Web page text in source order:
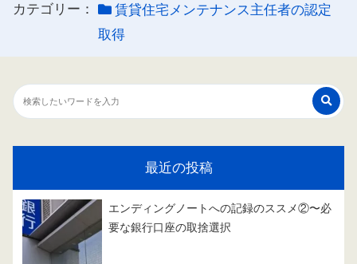
カテゴリー：
賃貸住宅メンテナンス主任者の認定
取得
最近の投稿
エンディングノートへの記録のススメ②〜必
要な銀行口座の取捨選択